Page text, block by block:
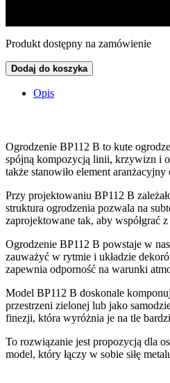
Produkt dostępny na zamówienie
Dodaj do koszyka
Opis
Ogrodzenie BP112 B to kute
spójną kompozycją linii, krzywizn i
także stanowiło element
Przy projektowaniu BP112 B
struktura ogrodzenia pozwala na
zaprojektowane tak, aby współgrać
Ogrodzenie BP112 B powstaje w
zauważyć w rytmie i układzie
zapewnia odporność na warunki
Model BP112 B doskonale
przestrzeni zielonej lub jako
finezji, która wyróżnia je na tle
To rozwiązanie jest propozycją dla
model, który łączy w sobie siłę